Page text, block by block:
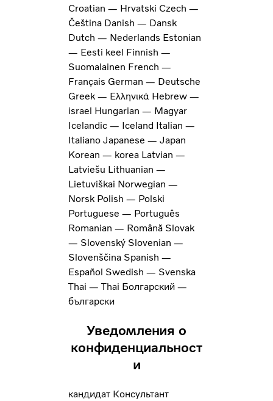
Croatian — Hrvatski Czech —
Čeština Danish — Dansk
Dutch — Nederlands Estonian
— Eesti keel Finnish —
Suomalainen French —
Français German — Deutsche
Greek — Ελληνικά Hebrew —
israel Hungarian — Magyar
Icelandic — Iceland Italian —
Italiano Japanese — Japan
Korean — korea Latvian —
Latviešu Lithuanian —
Lietuviškai Norwegian —
Norsk Polish — Polski
Portuguese — Português
Romanian — Română Slovak
— Slovenský Slovenian —
Slovenščina Spanish —
Español Swedish — Svenska
Thai — Thai Болгарский —
български
Уведомления о
конфиденциальност
и
кандидат Консультант